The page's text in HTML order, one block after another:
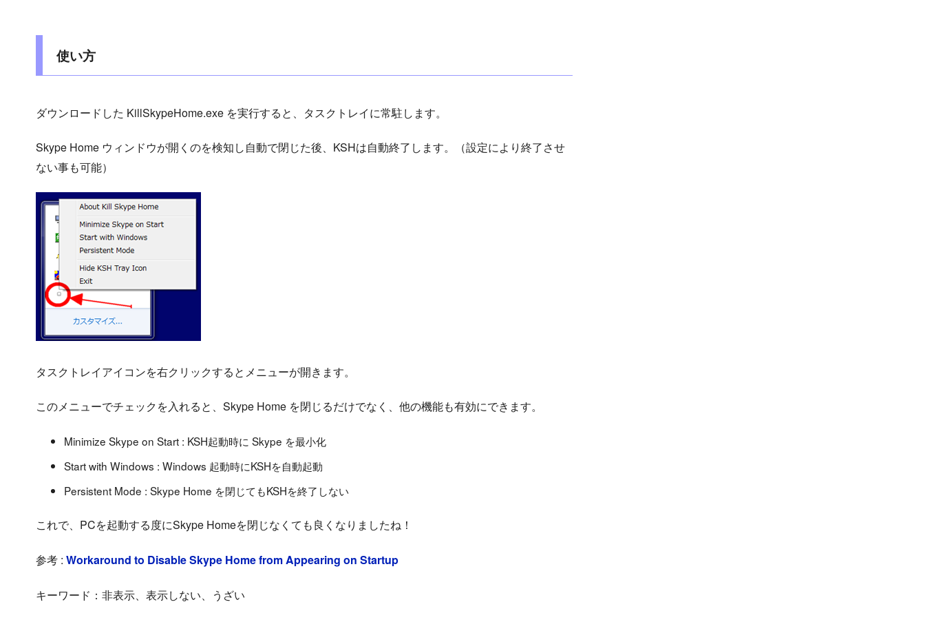
使い方
ダウンロードした KillSkypeHome.exe を実行すると、タスクトレイに常駐します。
Skype Home ウィンドウが開くのを検知し自動で閉じた後、KSHは自動終了します。（設定により終了させ
ない事も可能）
タスクトレイアイコンを右クリックするとメニューが開きます。
このメニューでチェックを入れると、Skype Home を閉じるだけでなく、他の機能も有効にできます。
Minimize Skype on Start : KSH起動時に Skype を最小化
Start with Windows : Windows 起動時にKSHを自動起動
Persistent Mode : Skype Home を閉じてもKSHを終了しない
これで、PCを起動する度にSkype Homeを閉じなくても良くなりましたね！
参考 : Workaround to Disable Skype Home from Appearing on Startup
キーワード：非表示、表示しない、うざい